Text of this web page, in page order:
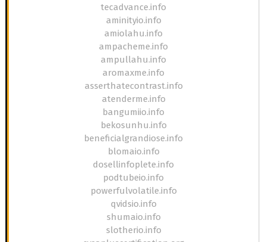
tecadvance.info
aminityio.info
amiolahu.info
ampacheme.info
ampullahu.info
aromaxme.info
asserthatecontrast.info
atenderme.info
bangumiio.info
bekosunhu.info
beneficialgrandiose.info
blomaio.info
dosellinfoplete.info
podtubeio.info
powerfulvolatile.info
qvidsio.info
shumaio.info
slotherio.info